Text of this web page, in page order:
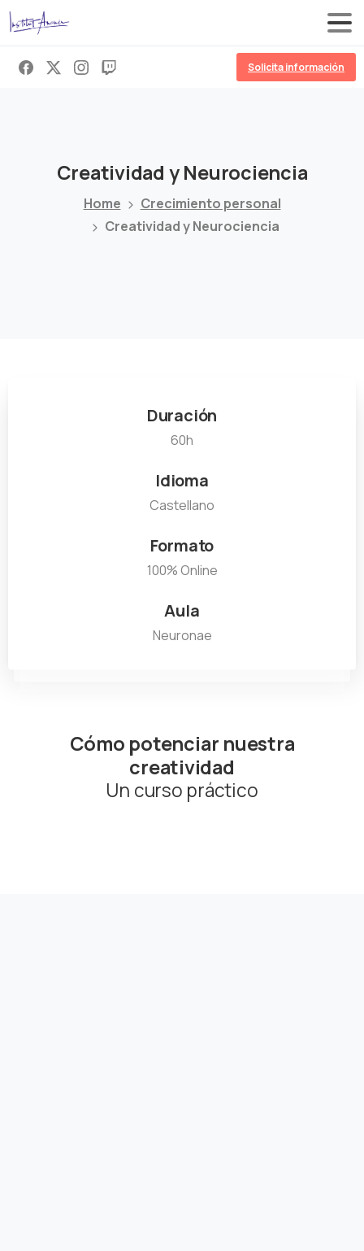
Solicita información
Creatividad y Neurociencia
Home
Crecimiento personal
Creatividad y Neurociencia
Duración
60h
Idioma
Castellano
Formato
100% Online
Aula
Neuronae
Cómo potenciar nuestra
creatividad
Un curso práctico